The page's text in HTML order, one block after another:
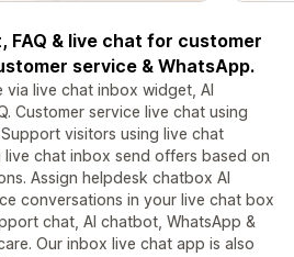
FAQ & live chat for customer
service & WhatsApp.
via live chat inbox widget, AI
Customer service live chat using
visitors using live chat
live chat inbox send offers based on
Assign helpdesk chatbox AI
conversations in your live chat box
chat, AI chatbot, WhatsApp &
Our inbox live chat app is also